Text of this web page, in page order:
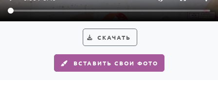
СКАЧАТЬ
ВСТАВИТЬ СВОИ ФОТО